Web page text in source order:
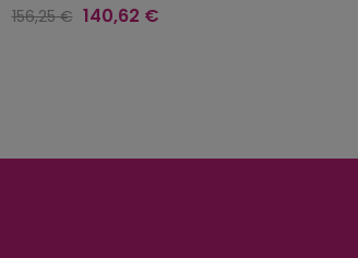
Precio
156,25 € Precio
140,62 €